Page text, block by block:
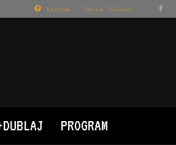
Yardım – İstek Bölümü
PROGRAM